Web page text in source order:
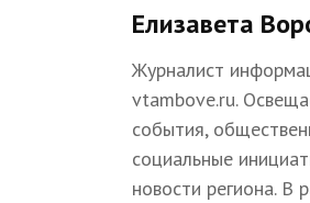
Елизавета
Журналист
vtambove.ru.
события,
социальные
новости региона. В